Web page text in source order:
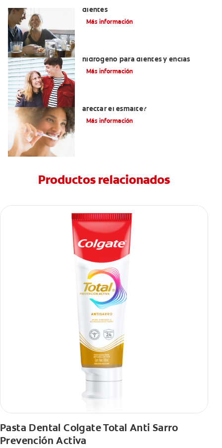
dientes
Más información
hidrógeno para dientes y encías
Más información
afectar el esmalte?
Más información
Productos relacionados
Pasta Dental Colgate Total Anti Sarro
Prevención Activa